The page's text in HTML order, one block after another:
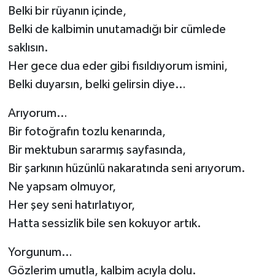
Belki bir rüyanın içinde,
Belki de kalbimin unutamadığı bir cümlede
saklısın.
Her gece dua eder gibi fısıldıyorum ismini,
Belki duyarsın, belki gelirsin diye…
Arıyorum…
Bir fotoğrafın tozlu kenarında,
Bir mektubun sararmış sayfasında,
Bir şarkının hüzünlü nakaratında seni arıyorum.
Ne yapsam olmuyor,
Her şey seni hatırlatıyor,
Hatta sessizlik bile sen kokuyor artık.
Yorgunum…
Gözlerim umutla, kalbim acıyla dolu.